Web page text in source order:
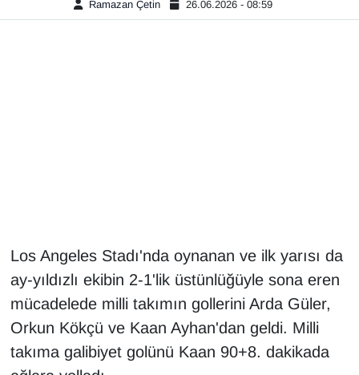
Ramazan Çetin 26.06.2026 - 08:59
Los Angeles Stadı'nda oynanan ve ilk yarısı da
ay-yıldızlı ekibin 2-1'lik üstünlüğüyle sona eren
mücadelede milli takımın gollerini Arda Güler,
Orkun Kökçü ve Kaan Ayhan'dan geldi. Milli
takıma galibiyet golünü Kaan 90+8. dakikada
En çok konuşulanlar
İngilizce
Kadın
Kamu Alımları